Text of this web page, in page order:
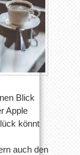
Blick
Apple
könnt
auch den